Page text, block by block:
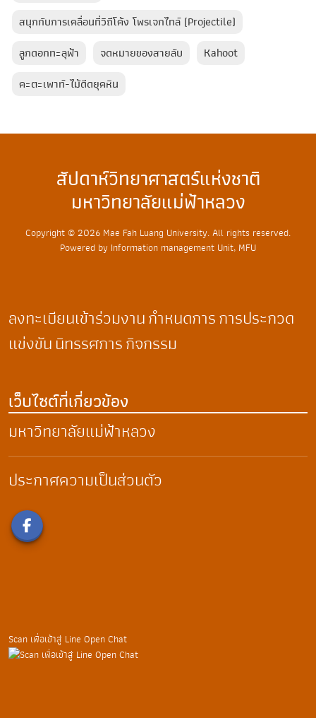
สนุกกับการเคลื่อนที่วิถีโค้ง โพรเจกไทล์ (Projectile)
ลูกดอกทะลุฟ้า​
จดหมายของสายลับ
Kahoot
คะตะเพาท์-ไม้ดีดยุคหิน
สัปดาห์วิทยาศาสตร์แห่งชาติ
มหาวิทยาลัยแม่ฟ้าหลวง
Copyright © 2026 Mae Fah Luang University. All rights reserved.
Powered by Information management Unit, MFU
ลงทะเบียนเข้าร่วมงานกำหนดการการประกวด
แข่งขันนิทรรศการกิจกรรม
เว็บไซต์ที่เกี่ยวข้อง
มหาวิทยาลัยแม่ฟ้าหลวง
ประกาศความเป็นส่วนตัว
Scan เพื่อเข้าสู่ Line Open Chat